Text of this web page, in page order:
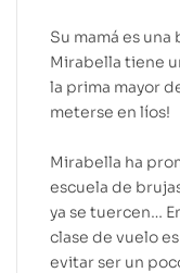
Su mamá es una
Mirabella tiene
la prima mayor
meterse en líos!
Mirabella ha
escuela de
ya se tuercen…
clase de vuelo
evitar ser un